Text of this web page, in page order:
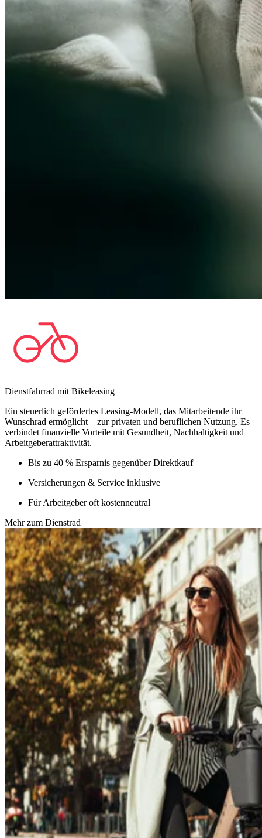
Dienstfahrrad mit Bikeleasing
Ein steuerlich gefördertes Leasing-Modell, das Mitarbeitende ihr
Wunschrad ermöglicht – zur privaten und beruflichen Nutzung. Es
verbindet finanzielle Vorteile mit Gesundheit, Nachhaltigkeit und
Arbeitgeberattraktivität.
Bis zu 40 % Ersparnis gegenüber Direktkauf
Versicherungen & Service inklusive
Für Arbeitgeber oft kostenneutral
Mehr zum Dienstrad